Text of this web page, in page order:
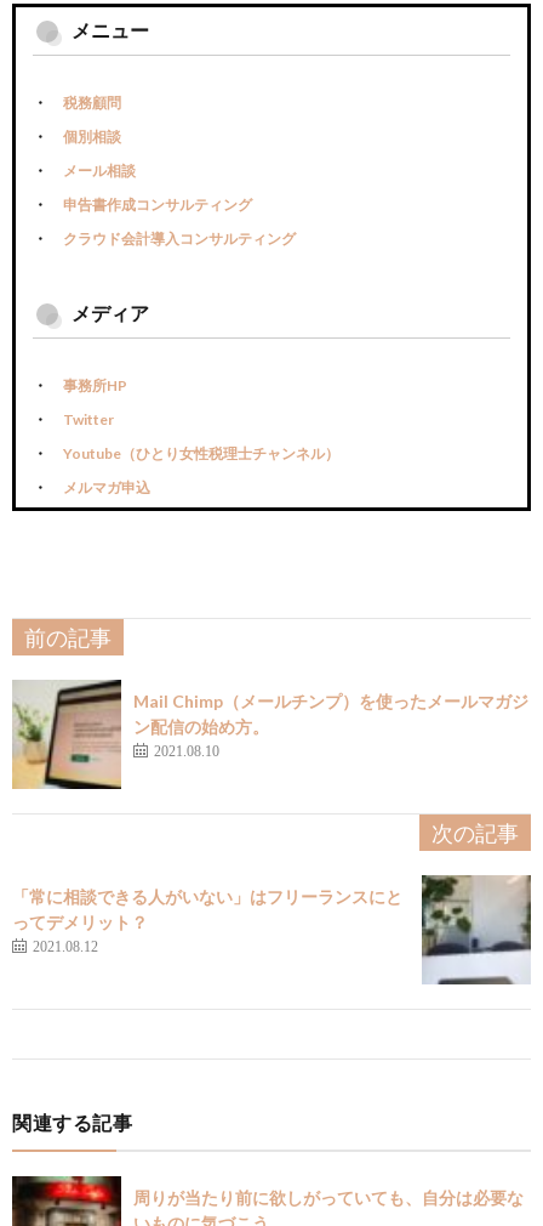
メニュー
税務顧問
個別相談
メール相談
申告書作成コンサルティング
クラウド会計導入コンサルティング
メディア
事務所HP
Twitter
Youtube（ひとり女性税理士チャンネル）
メルマガ申込
前の記事
Mail Chimp（メールチンプ）を使ったメールマガジ
ン配信の始め方。
2021.08.10
次の記事
「常に相談できる人がいない」はフリーランスにと
ってデメリット？
2021.08.12
関連する記事
周りが当たり前に欲しがっていても、自分は必要な